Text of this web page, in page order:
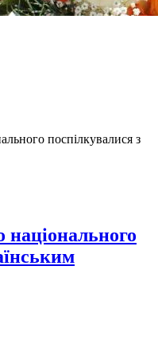
поспілкувалися з
національного